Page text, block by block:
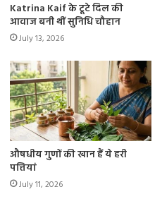
Katrina Kaif के टूटे दिल की
आवाज बनी थीं सुनिधि चौहान
July 13, 2026
औषधीय गुणों की खान हैं ये हरी
पत्तियां
July 11, 2026